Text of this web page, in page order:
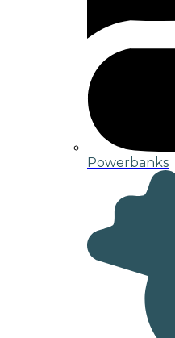
Powerbanks